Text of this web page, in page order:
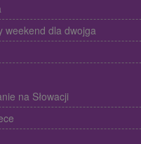
weekend dla dwojga
na Słowacji